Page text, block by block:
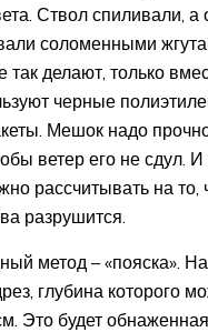
Ствол спиливали, а
соломенными
так делают, только
черные
Мешок надо
ветер его не сдул.
рассчитывать на то,
разрушится.
метод – «пояска».
глубина которого
Это будет